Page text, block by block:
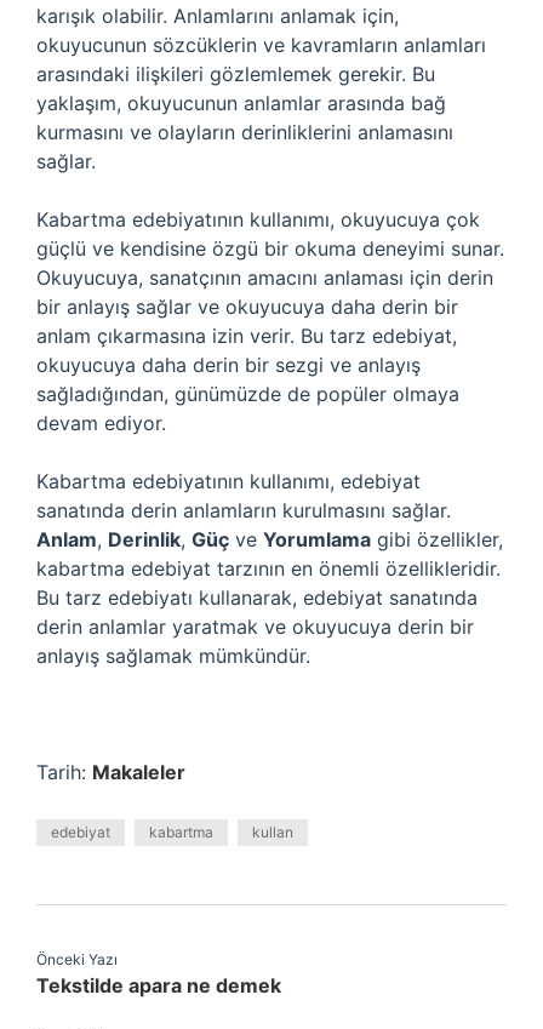
karışık olabilir. Anlamlarını anlamak için,
okuyucunun sözcüklerin ve kavramların anlamları
arasındaki ilişkileri gözlemlemek gerekir. Bu
yaklaşım, okuyucunun anlamlar arasında bağ
kurmasını ve olayların derinliklerini anlamasını
sağlar.
Kabartma edebiyatının kullanımı, okuyucuya çok
güçlü ve kendisine özgü bir okuma deneyimi sunar.
Okuyucuya, sanatçının amacını anlaması için derin
bir anlayış sağlar ve okuyucuya daha derin bir
anlam çıkarmasına izin verir. Bu tarz edebiyat,
okuyucuya daha derin bir sezgi ve anlayış
sağladığından, günümüzde de popüler olmaya
devam ediyor.
Kabartma edebiyatının kullanımı, edebiyat
sanatında derin anlamların kurulmasını sağlar.
Anlam, Derinlik, Güç ve Yorumlama gibi özellikler,
kabartma edebiyat tarzının en önemli özellikleridir.
Bu tarz edebiyatı kullanarak, edebiyat sanatında
derin anlamlar yaratmak ve okuyucuya derin bir
anlayış sağlamak mümkündür.
Tarih: Makaleler
edebiyat kabartma kullan
Önceki Yazı
Tekstilde apara ne demek